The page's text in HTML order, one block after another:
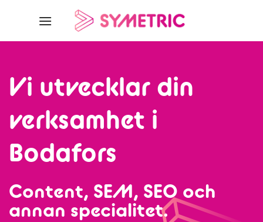
Vi utvecklar din
verksamhet i
Bodafors
Content, SEM, SEO och
annan specialitet.